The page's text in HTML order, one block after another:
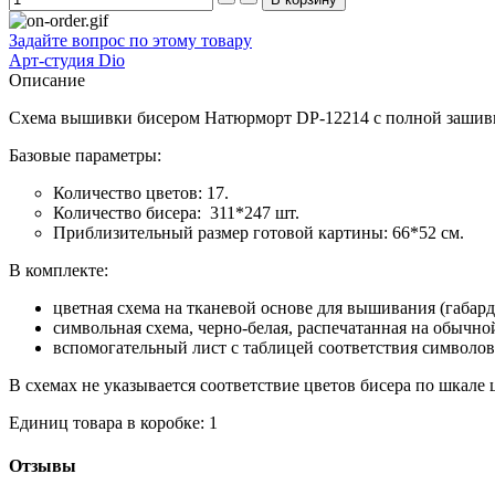
Задайте вопрос по этому товару
Арт-студия Dio
Описание
Схема вышивки бисером Натюрморт DP-12214 с полной
Базовые параметры:
Количество цветов: 17.
Количество бисера: 311*247 шт.
Приблизительный размер готовой картины: 66*52 см.
В комплекте:
цветная схема на тканевой основе для вышивания
символьная схема, черно-белая, распечатанная на
вспомогательный лист с таблицей соответствия
В схемах не указывается соответствие цветов бисера по шкале
Единиц товара в коробке: 1
Отзывы